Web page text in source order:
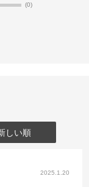
(0)
しい順
2025.1.20